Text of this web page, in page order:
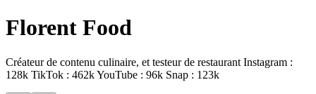
Florent Food
Créateur de contenu culinaire, et testeur de restaurant Instagram :
128k TikTok : 462k YouTube : 96k Snap : 123k